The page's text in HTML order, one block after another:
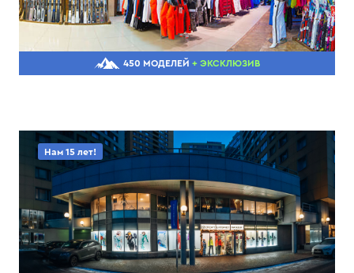
450 МОДЕЛЕЙ + ЭКСКЛЮЗИВ
Нам 15 лет!